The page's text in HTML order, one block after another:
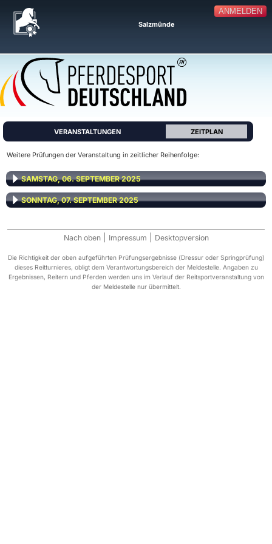
ANMELDEN
Salzmünde
VERANSTALTUNGEN ZEITPLAN
Weitere Prüfungen der Veranstaltung in zeitlicher Reihenfolge:
SAMSTAG, 06. SEPTEMBER 2025
SONNTAG, 07. SEPTEMBER 2025
Nach oben Impressum Desktopversion
Die Richtigkeit der oben aufgeführten Prüfungsergebnisse (Dressur oder Springprüfung)
dieses Reitturnieres, obligt dem Verantwortungsbereich der Meldestelle. Angaben zu
Ergebnissen, Reitern und Pferden werden uns im Verlauf der Reitsportveranstaltung von
der Meldestelle nur übermittelt.